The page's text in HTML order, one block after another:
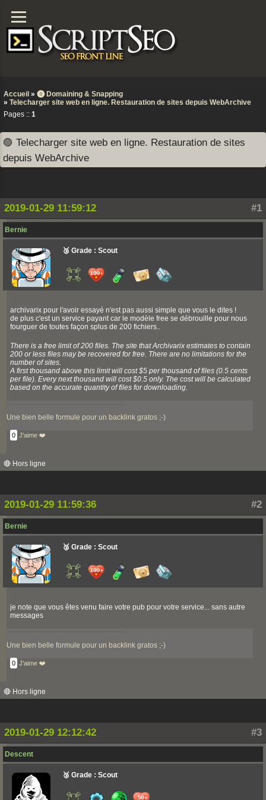
Accueil » ⓿ Domaining & Snapping
» Telecharger site web en ligne. Restauration de sites depuis WebArchive
Pages :: 1
🟣 Telecharger site web en ligne. Restauration de sites
depuis WebArchive
#1
2019-01-29 11:59:12
Bernie
🥉 Grade : Scout
archivarix pour l'avoir essayé n'est pas aussi simple que vous le dites !
de plus c'est un service payant car le modèle free se débrouille pour nous
fourguer de toutes façon splus de 200 fichiers..
There is a free limit of 200 files. The site that Archivarix estimates to contain
200 or less files may be recovered for free. There are no limitations for the
number of sites.
A first thousand above this limit will cost $5 per thousand of files (0.5 cents
per file). Every next thousand will cost $0.5 only. The cost will be calculated
based on the accurate quantity of files for downloading.
Une bien belle formule pour un backlink gratos ;-)
0 J'aime ❤️
🔴 Hors ligne
#2
2019-01-29 11:59:36
Bernie
🥉 Grade : Scout
je note que vous êtes venu faire votre pub pour votre service... sans autre
messages
Une bien belle formule pour un backlink gratos ;-)
0 J'aime ❤️
🔴 Hors ligne
#3
2019-01-29 12:12:42
Descent
🥉 Grade : Scout